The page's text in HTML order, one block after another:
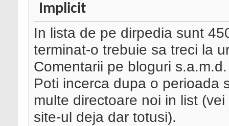
In lista de pe dirpedia sunt
terminat-o trebuie sa treci la
Comentarii pe bloguri s.a.m.d.
Poti incerca dupa o perioada
multe directoare noi in list
site-ul deja dar totusi).